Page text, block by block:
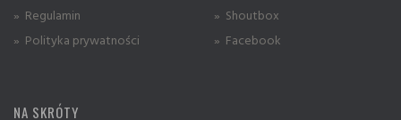
» Regulamin
» Polityka prywatności
» Shoutbox
» Facebook
NA SKRÓTY